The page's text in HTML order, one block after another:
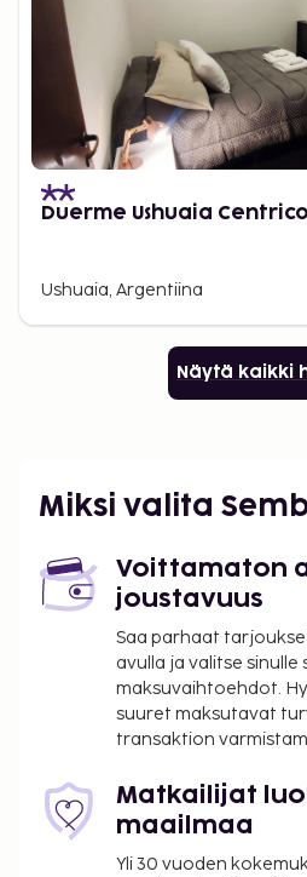
Duerme Ushuaia Centrico
Ushuaia, Argentiina
Näytä kaikki
Miksi valita
Voittamaton
joustavuus
Saa parhaat
avulla ja valitse sinulle
maksuvaihtoehdot.
suuret maksutavat
transaktion
Matkailijat
maailmaa
Yli 30 vuoden